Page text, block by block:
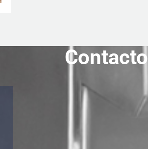
Contacto